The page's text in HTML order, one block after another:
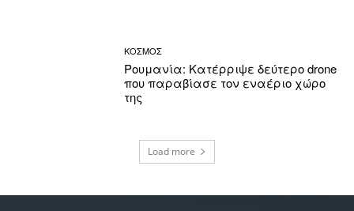
ΚΟΣΜΟΣ
Ρουμανία: Κατέρριψε δεύτερο drone
που παραβίασε τον εναέριο χώρο
της
Load more